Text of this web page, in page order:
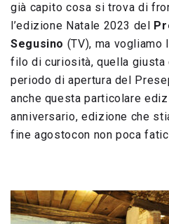
già capito cosa si trova di
l’edizione Natale 2023 del
Segusino (TV), ma vogliamo
filo di curiosità, quella giusta
periodo di apertura del
anche questa particolare
anniversario, edizione che
fine agostocon non poca